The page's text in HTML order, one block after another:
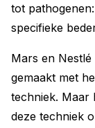
tot
specifieke
Mars en
gemaakt met
techniek. Maar
deze techniek